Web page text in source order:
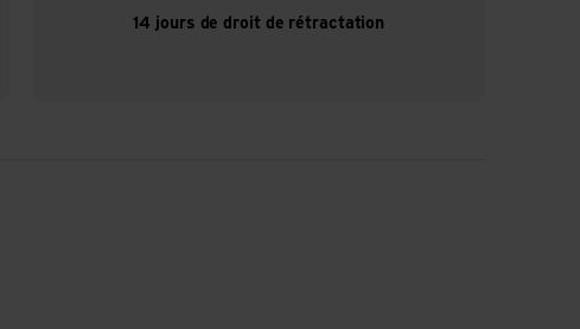
14 jours de droit de rétractation